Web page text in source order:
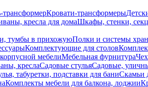
трансформерКровати-трансформеры
кресла для домаШкафы, стенки,
тумбы в прихожуюПолки и системы
Комплектующие для столов
мебелиМебельная фурнитура
креслаСадовые стульяСадовые,
табуретки, подставки для баниСкамьи
Комплекты мебели для балкона, лоджии